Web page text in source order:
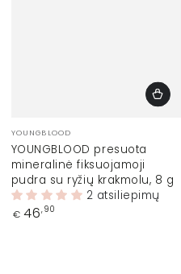
Prekinis
ženklas:
YOUNGBLOOD
YOUNGBLOOD presuota
mineralinė fiksuojamoji
pudra su ryžių krakmolu, 8 g
2 atsiliepimų
Įprasta
€ 46,90